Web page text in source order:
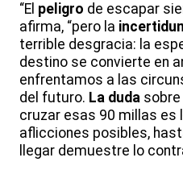
“El peligro de escapar
afirma, “pero la
terrible desgracia: la
destino se convierte en
enfrentamos a las
del futuro. La duda sobre
cruzar esas 90 millas es
aflicciones posibles,
llegar demuestre lo